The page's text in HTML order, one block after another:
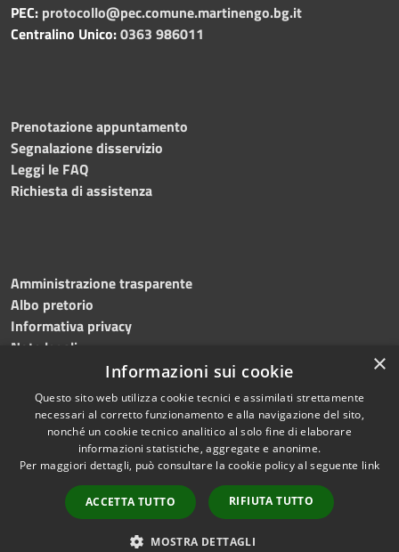
PEC: protocollo@pec.comune.martinengo.bg.it
Centralino Unico:0363 986011
Prenotazione appuntamento
Segnalazione disservizio
Leggi le FAQ
Richiesta di assistenza
Amministrazione trasparente
Albo pretorio
Informativa privacy
Note legali
Dichiarazione di accessibilità
Accessibilità
Copyright © 2026 • Comune di
Martinengo • Powered by
Municipium•
Accesso
redazione
×
Informazioni sui cookie
Questo sito web utilizza cookie tecnici e assimilati strettamente
necessari al corretto funzionamento e alla navigazione del sito,
nonché un cookie tecnico analitico al solo fine di elaborare
informazioni statistiche, aggregate e anonime.
Per maggiori dettagli, può consultare la cookie policy al seguente link
ACCETTA TUTTO RIFIUTA TUTTO
MOSTRA DETTAGLI